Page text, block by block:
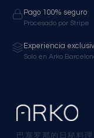
Pago 100% seguro
Procesado por Stripe
Experiencia
Solo en Arko
巴塞罗那的日秘料理